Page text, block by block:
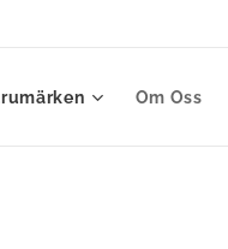
Om Oss